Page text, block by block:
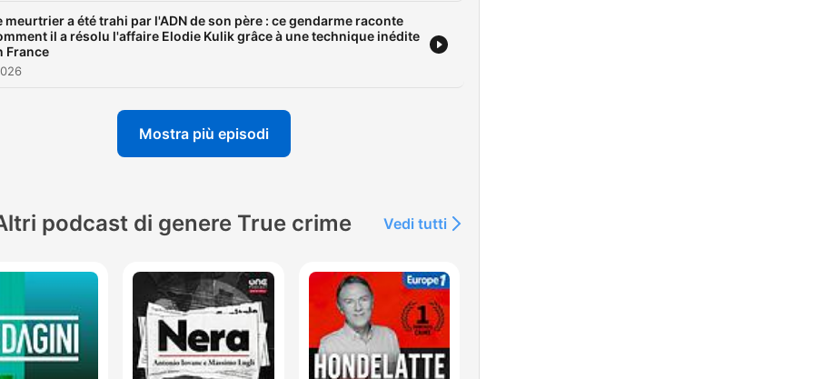
meurtrier a été trahi par l'ADN de son père : ce gendarme raconte
il a résolu l'affaire Elodie Kulik grâce à une technique inédite
France
Mostra più episodi
podcast di genere True crime Vedi tutti